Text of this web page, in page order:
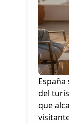
del
que